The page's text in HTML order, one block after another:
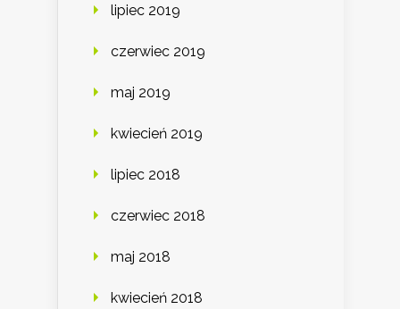
lipiec 2019
czerwiec 2019
maj 2019
kwiecień 2019
lipiec 2018
czerwiec 2018
maj 2018
kwiecień 2018